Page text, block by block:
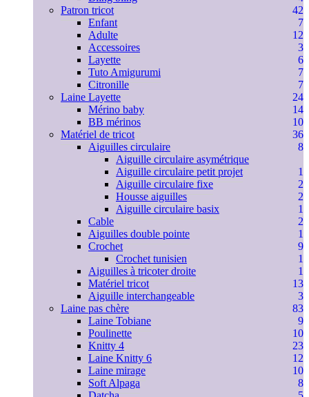
Patron tricot
42
Enfant
7
Adulte
12
Accessoires
3
Layette
6
Tuto Amigurumi
7
Citronille
7
Laine Layette
24
Mérino baby
14
BB mérinos
10
Matériel de tricot
36
Aiguilles circulaire
8
Aiguille circulaire asymétrique
Aiguille circulaire petit projet
1
Aiguille circulaire fixe
2
Housse aiguilles
2
Aiguille circulaire basix
1
Cable
2
Aiguilles double pointe
1
Crochet
9
Crochet tunisien
1
Aiguilles à tricoter droite
1
Matériel tricot
13
Aiguille interchangeable
3
Laine pas chère
83
Laine Tobiane
9
Poulinette
10
Knitty 4
23
Laine Knitty 6
12
Laine mirage
10
Soft Alpaga
8